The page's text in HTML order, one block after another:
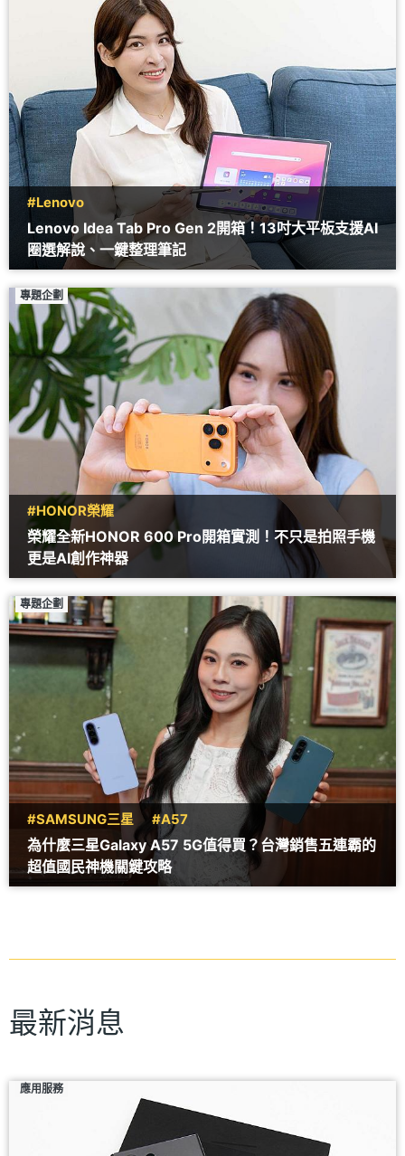
#Lenovo
Lenovo Idea Tab Pro Gen 2開箱！13吋大平板支援AI
圈選解說、一鍵整理筆記
專題企劃
#HONOR榮耀
榮耀全新HONOR 600 Pro開箱實測！不只是拍照手機
更是AI創作神器
專題企劃
#SAMSUNG三星 #A57
為什麼三星Galaxy A57 5G值得買？台灣銷售五連霸的
超值國民神機關鍵攻略
最新消息
應用服務